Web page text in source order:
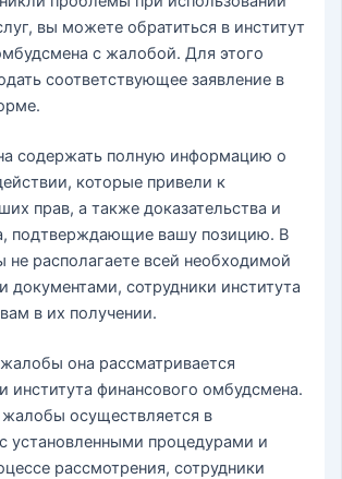
вы можете обратиться в институт
с жалобой. Для этого
соответствующее заявление в
содержать полную информацию о
которые привели к
прав, а также доказательства и
подтверждающие вашу позицию. В
не располагаете всей необходимой
документами, сотрудники института
в их получении.
она рассматривается
института финансового омбудсмена.
осуществляется в
установленными процедурами и
рассмотрения, сотрудники